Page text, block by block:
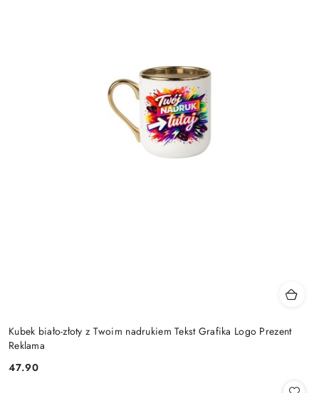
Kubek biało-złoty z Twoim nadrukiem Tekst Grafika Logo Prezent
Reklama
Cena:
47.90